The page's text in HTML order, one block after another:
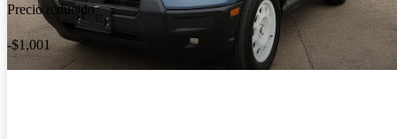
Precio reducido
-$1,001